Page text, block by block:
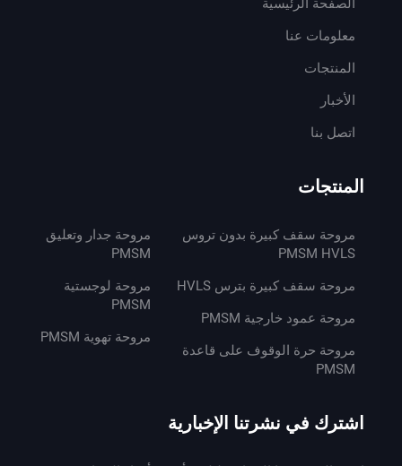
الصفحة الرئيسية
معلومات عنا
المنتجات
الأخبار
اتصل بنا
المنتجات
مروحة سقف كبيرة بدون تروس
PMSM HVLS
مروحة سقف كبيرة بترس HVLS
مروحة عمود خارجية PMSM
مروحة حرة الوقوف على قاعدة
PMSM
مروحة جدار وتعليق
PMSM
مروحة لوجستية
PMSM
مروحة تهوية PMSM
اشترك في نشرتنا الإخبارية